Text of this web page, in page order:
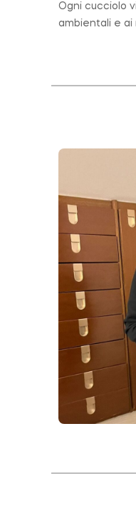
Ogni cucciolo
ambientali e ai